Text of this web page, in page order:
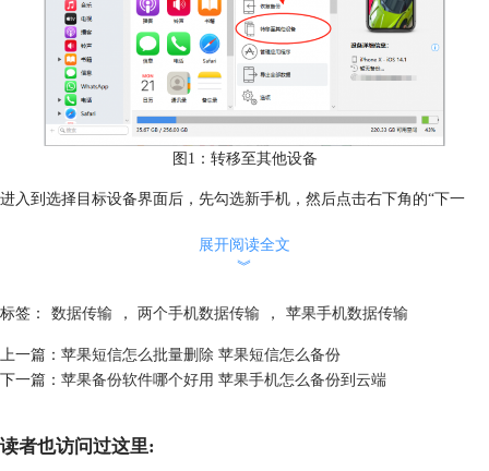
图1：转移至其他设备
进入到选择目标设备界面后，先勾选新手机，然后点击右下角的“下一
展开阅读全文
︾
标签： 数据传输 ， 两个手机数据传输 ， 苹果手机数据传输
上一篇： 苹果短信怎么批量删除 苹果短信怎么备份
下一篇： 苹果备份软件哪个好用 苹果手机怎么备份到云端
读者也访问过这里: